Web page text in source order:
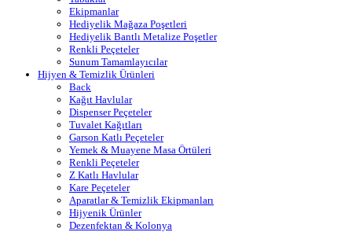
Ekipmanlar
Hediyelik Mağaza Poşetleri
Hediyelik Bantlı Metalize Poşetler
Renkli Peçeteler
Sunum Tamamlayıcılar
Hijyen & Temizlik Ürünleri
Back
Kağıt Havlular
Dispenser Peçeteler
Tuvalet Kağıtları
Garson Katlı Peçeteler
Yemek & Muayene Masa Örtüleri
Renkli Peçeteler
Z Katlı Havlular
Kare Peçeteler
Aparatlar & Temizlik Ekipmanları
Hijyenik Ürünler
Dezenfektan & Kolonya